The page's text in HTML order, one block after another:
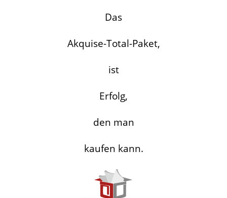
Das
Akquise-Total-Paket,
ist
Erfolg,
den man
kaufen kann.